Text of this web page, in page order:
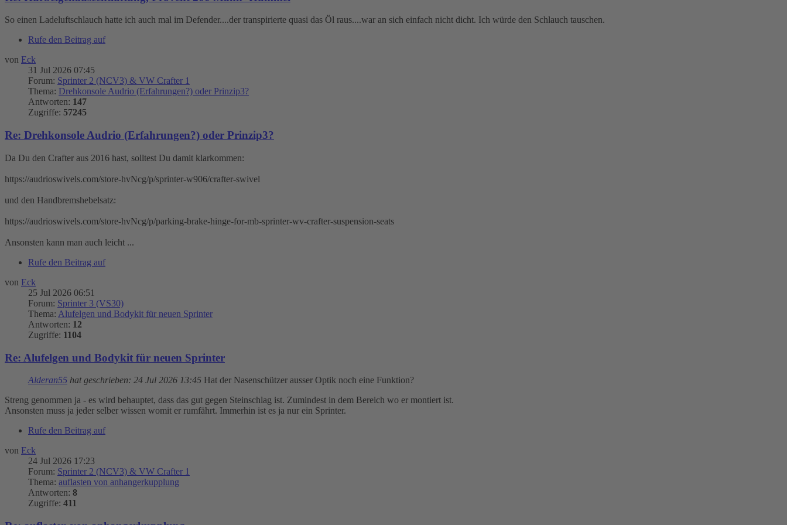
So einen Ladeluftschlauch hatte ich auch mal im Defender....der transpirierte quasi das Öl raus....war an sich einfach nicht dicht. Ich würde den Schlauch tauschen.
Rufe den Beitrag auf
von Eck
31 Jul 2026 07:45
Forum: Sprinter 2 (NCV3) & VW Crafter 1
Thema: Drehkonsole Audrio (Erfahrungen?) oder Prinzip3?
Antworten: 147
Zugriffe: 57245
Re: Drehkonsole Audrio (Erfahrungen?) oder Prinzip3?
Da Du den Crafter aus 2016 hast, solltest Du damit klarkommen:
https://audrioswivels.com/store-hvNcg/p/sprinter-w906/crafter-swivel
und den Handbremshebelsatz:
https://audrioswivels.com/store-hvNcg/p/parking-brake-hinge-for-mb-sprinter-wv-crafter-suspension-seats
Ansonsten kann man auch leicht ...
Rufe den Beitrag auf
von Eck
25 Jul 2026 06:51
Forum: Sprinter 3 (VS30)
Thema: Alufelgen und Bodykit für neuen Sprinter
Antworten: 12
Zugriffe: 1104
Re: Alufelgen und Bodykit für neuen Sprinter
Alderan55 hat geschrieben: 24 Jul 2026 13:45 Hat der Nasenschützer ausser Optik noch eine Funktion?
Streng genommen ja - es wird behauptet, dass das gut gegen Steinschlag ist. Zumindest in dem Bereich wo er montiert ist.
Ansonsten muss ja jeder selber wissen womit er rumfährt. Immerhin ist es ja nur ein Sprinter.
Rufe den Beitrag auf
von Eck
24 Jul 2026 17:23
Forum: Sprinter 2 (NCV3) & VW Crafter 1
Thema: auflasten von anhangerkupplung
Antworten: 8
Zugriffe: 411